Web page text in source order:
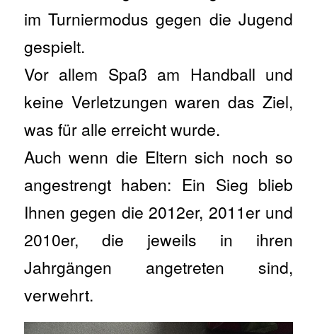
im Turniermodus gegen die Jugend
gespielt.
Vor allem Spaß am Handball und
keine Verletzungen waren das Ziel,
was für alle erreicht wurde.
Auch wenn die Eltern sich noch so
angestrengt haben: Ein Sieg blieb
Ihnen gegen die 2012er, 2011er und
2010er, die jeweils in ihren
Jahrgängen angetreten sind,
verwehrt.